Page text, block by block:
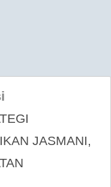
JASMANI,